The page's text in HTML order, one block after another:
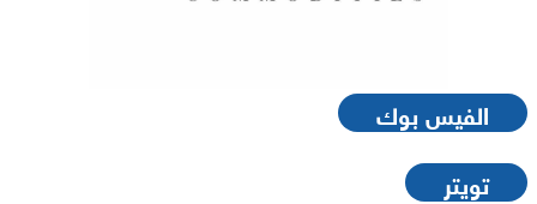
الفيس بوك
تويتر